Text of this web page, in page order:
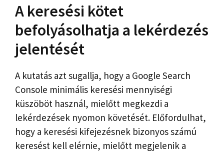
A keresési kötet
befolyásolhatja a lekérdezés
jelentését
A kutatás azt sugallja, hogy a Google Search
Console minimális keresési mennyiségi
küszöböt használ, mielőtt megkezdi a
lekérdezések nyomon követését. Előfordulhat,
hogy a keresési kifejezésnek bizonyos számú
keresést kell elérnie, mielőtt megjelenik a